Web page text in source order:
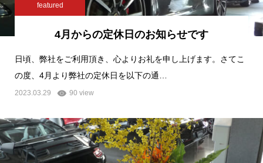
featured
4月からの定休日のお知らせです
日頃、弊社をご利用頂き、心よりお礼を申し上げます。さてこ
の度、4月より弊社の定休日を以下の通…
2023.03.29 90 view